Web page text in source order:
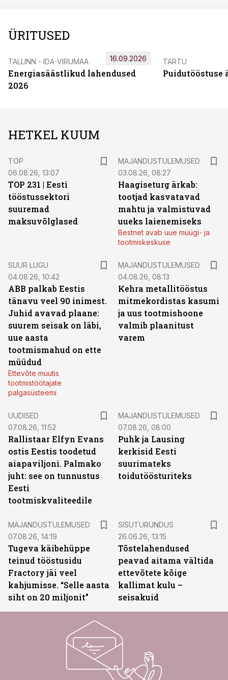
ÜRITUSED
TALLINN - IDA-VIRUMAA
Energiasäästlikud lahendused
2026
16.09.2026 TARTU
Puidutööstuse
HETKEL KUUM
TOP
06.08.26, 13:07
TOP 231 | Eesti
tööstussektori
suuremad
maksuvõlglased
MAJANDUSTULEMUSED
03.08.26, 08:27
Haagiseturg ärkab:
tootjad kasvatavad
mahtu ja valmistuvad
uueks laienemiseks
Bestnet avab uue müügi- ja
tootmiskeskuse
SUUR LUGU
04.08.26, 10:42
ABB palkab Eestis
tänavu veel 90 inimest.
Juhid avavad plaane:
suurem seisak on läbi,
uue aasta
tootmismahud on ette
müüdud
Ettevõte muutis
tootmistöötajate
palgasüsteemi
MAJANDUSTULEMUSED
04.08.26, 08:13
Kehra metallitööstus
mitmekordistas kasumi
ja uus tootmishoone
valmib plaanitust
varem
UUDISED
07.08.26, 11:52
Rallistaar Elfyn Evans
ostis Eestis toodetud
aiapaviljoni. Palmako
juht: see on tunnustus
Eesti
tootmiskvaliteedile
MAJANDUSTULEMUSED
07.08.26, 08:00
Puhk ja Lausing
kerkisid Eesti
suurimateks
toidutöösturiteks
MAJANDUSTULEMUSED
07.08.26, 14:19
Tugeva käibehüppe
teinud tööstusidu
Fractory jäi veel
kahjumisse. “Selle aasta
siht on 20 miljonit”
SISUTURUNDUS
26.06.26, 13:15
Tõstelahendused
peavad aitama vältida
ettevõtete kõige
kallimat kulu –
seisakuid